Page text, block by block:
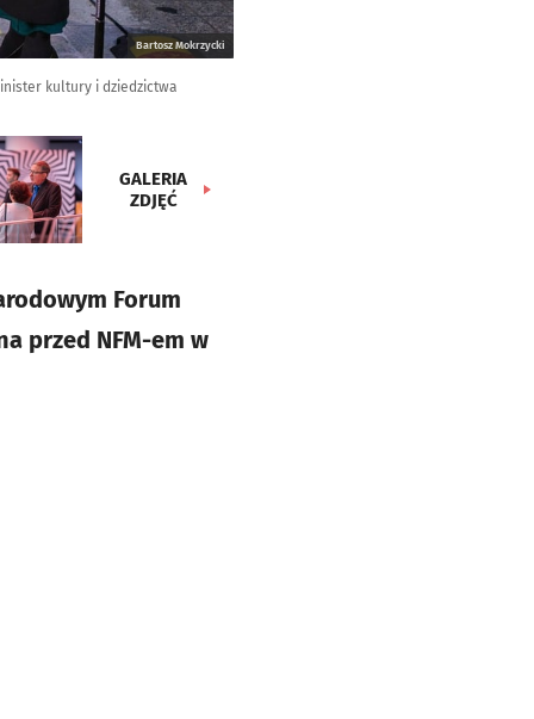
Bartosz Mokrzycki
kultury i dziedzictwa
GALERIA
ZDJĘĆ
Forum
przed NFM-em w